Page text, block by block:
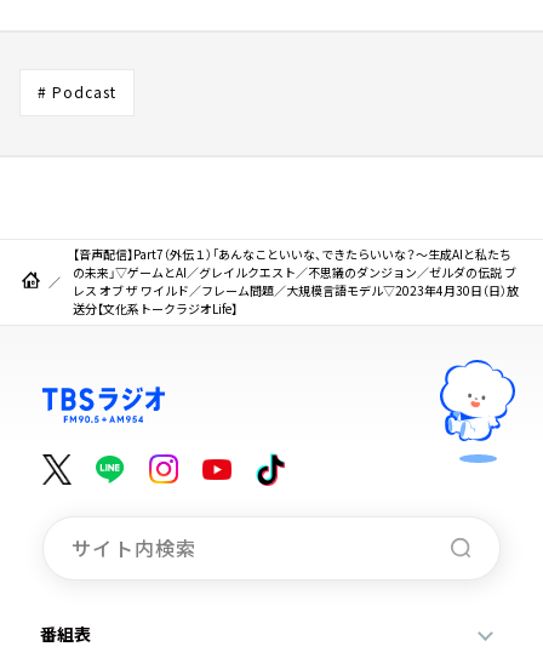
# Podcast
【音声配信】Part7（外伝１）「あんなこといいな、できたらいいな？～生成AIと私たち
の未来」▽ゲームとAI／グレイルクエスト／不思議のダンジョン／ゼルダの伝説 ブ
レス オブ ザ ワイルド／フレーム問題／大規模言語モデル▽2023年4月30日（日）放
送分【文化系トークラジオLife】
番組表